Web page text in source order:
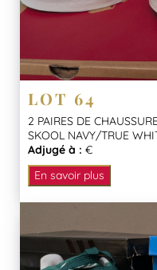
LOT 64
2 PAIRES DE
SKOOL NAVY/TRUE
Adjugé à : €
En savoir plus